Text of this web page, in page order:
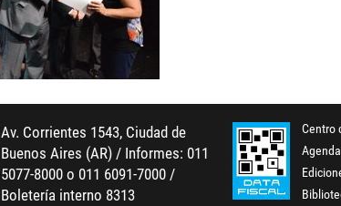
Av. Corrientes 1543, Ciudad de
Buenos Aires (AR) / Informes: 011
5077-8000 o 011 6091-7000 /
Boletería interno 8313
Centro
Agenda